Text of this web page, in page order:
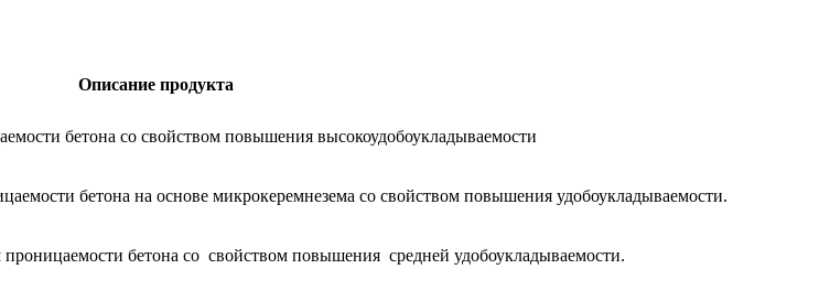
Описание продукта
бетона со свойством повышения высокоудобоукладываемости
бетона на основе микрокеремнезема со свойством повышения удобоукладываемости.
бетона со свойством повышения средней удобоукладываемости.